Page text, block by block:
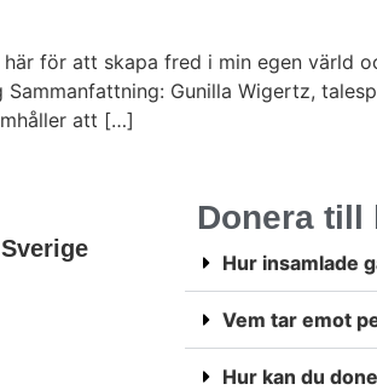
här för att skapa fred i min egen
Gunilla Wigertz,
att […]
Donera till
Hur insamlade
Vem tar emot
Hur kan du